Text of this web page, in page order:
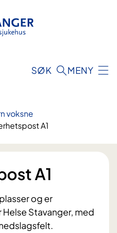
SØK MENY
voksne
A1
A1
og er
Stavanger, med